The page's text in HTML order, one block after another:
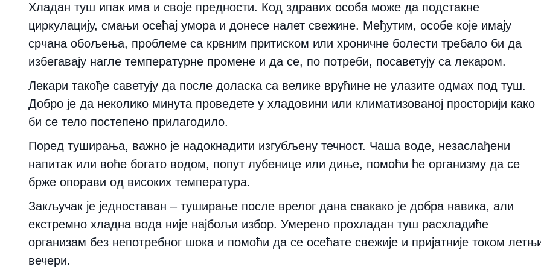
Хладан туш ипак има и своје предности. Код здравих особа може да подстакне
циркулацију, смањи осећај умора и донесе налет свежине. Међутим, особе које имају
срчана обољења, проблеме са крвним притиском или хроничне болести требало би да
избегавају нагле температурне промене и да се, по потреби, посаветују са лекаром.
Лекари такође саветују да после доласка са велике врућине не улазите одмах под туш.
Добро је да неколико минута проведете у хладовини или климатизованој просторији како
би се тело постепено прилагодило.
Поред туширања, важно је надокнадити изгубљену течност. Чаша воде, незаслађени
напитак или воће богато водом, попут лубенице или диње, помоћи ће организму да се
брже опорави од високих температура.
Закључак је једноставан – туширање после врелог дана свакако је добра навика, али
екстремно хладна вода није најбољи избор. Умерено прохладан туш расхладиће
организам без непотребног шока и помоћи да се осећате свежије и пријатније током
вечери.